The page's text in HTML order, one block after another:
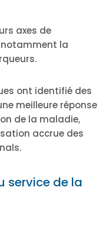
axes de
notamment la
ont identifié des
meilleure réponse
de la maladie,
accrue des
service de la